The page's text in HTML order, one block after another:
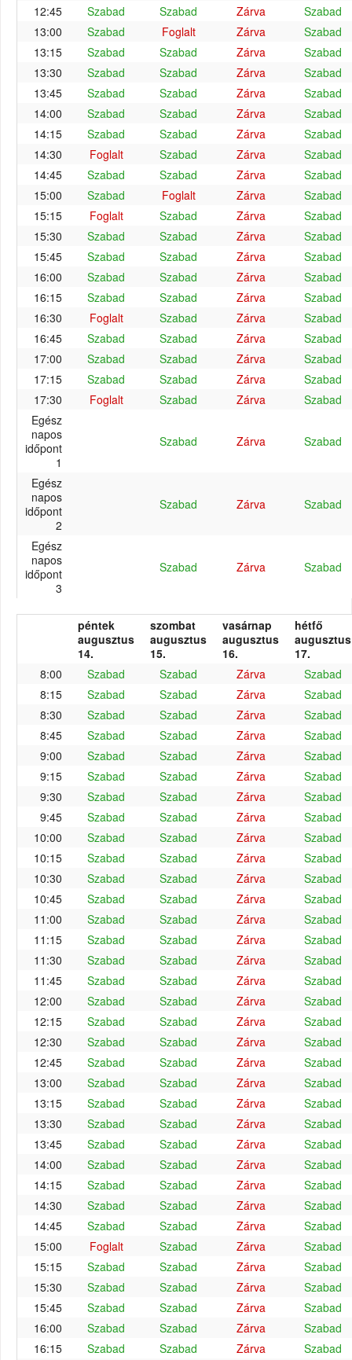
12:45
Szabad Szabad Zárva
Szabad
13:00
Szabad Foglalt Zárva
Szabad
13:15
Szabad Szabad Zárva
Szabad
13:30
Szabad Szabad Zárva
Szabad
13:45
Szabad Szabad Zárva
Szabad
14:00
Szabad Szabad Zárva
Szabad
14:15
Szabad Szabad Zárva
Szabad
14:30
Foglalt Szabad Zárva
Szabad
14:45
Szabad Szabad Zárva
Szabad
15:00
Szabad Foglalt Zárva
Szabad
15:15
Foglalt Szabad Zárva
Szabad
15:30
Szabad Szabad Zárva
Szabad
15:45
Szabad Szabad Zárva
Szabad
16:00
Szabad Szabad Zárva
Szabad
16:15
Szabad Szabad Zárva
Szabad
16:30
Foglalt Szabad Zárva
Szabad
16:45
Szabad Szabad Zárva
Szabad
17:00
Szabad Szabad Zárva
Szabad
17:15
Szabad Szabad Zárva
Szabad
17:30
Foglalt Szabad Zárva
Szabad
Egész
napos
időpont
1
Szabad Zárva Szabad
Egész
napos
időpont
2
Szabad Zárva Szabad
Egész
napos
időpont
3
Szabad Zárva Szabad
péntek
augusztus
14.
szombat
augusztus
15.
vasárnap
augusztus
16.
hétfő
augusztus
17.
8:00
Szabad Szabad Zárva
Szabad
8:15
Szabad Szabad Zárva
Szabad
8:30
Szabad Szabad Zárva
Szabad
8:45
Szabad Szabad Zárva
Szabad
9:00
Szabad Szabad Zárva
Szabad
9:15
Szabad Szabad Zárva
Szabad
9:30
Szabad Szabad Zárva
Szabad
9:45
Szabad Szabad Zárva
Szabad
10:00
Szabad Szabad Zárva
Szabad
10:15
Szabad Szabad Zárva
Szabad
10:30
Szabad Szabad Zárva
Szabad
10:45
Szabad Szabad Zárva
Szabad
11:00
Szabad Szabad Zárva
Szabad
11:15
Szabad Szabad Zárva
Szabad
11:30
Szabad Szabad Zárva
Szabad
11:45
Szabad Szabad Zárva
Szabad
12:00
Szabad Szabad Zárva
Szabad
12:15
Szabad Szabad Zárva
Szabad
12:30
Szabad Szabad Zárva
Szabad
12:45
Szabad Szabad Zárva
Szabad
13:00
Szabad Szabad Zárva
Szabad
13:15
Szabad Szabad Zárva
Szabad
13:30
Szabad Szabad Zárva
Szabad
13:45
Szabad Szabad Zárva
Szabad
14:00
Szabad Szabad Zárva
Szabad
14:15
Szabad Szabad Zárva
Szabad
14:30
Szabad Szabad Zárva
Szabad
14:45
Szabad Szabad Zárva
Szabad
15:00
Foglalt Szabad Zárva
Szabad
15:15
Szabad Szabad Zárva
Szabad
15:30
Szabad Szabad Zárva
Szabad
15:45
Szabad Szabad Zárva
Szabad
16:00
Szabad Szabad Zárva
Szabad
16:15
Szabad Szabad Zárva Szabad